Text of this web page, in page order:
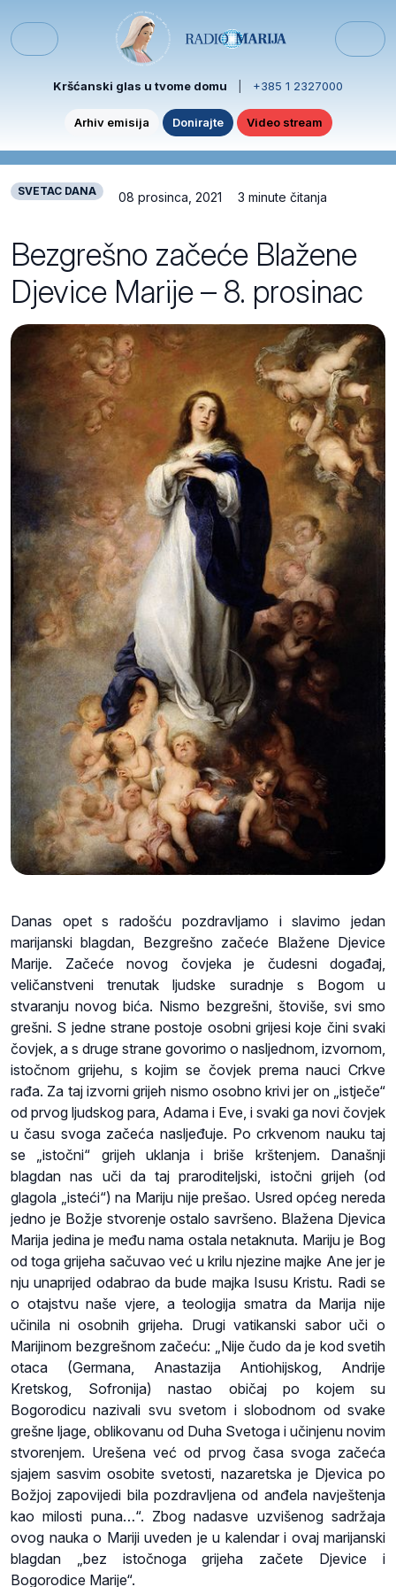
Menu
Kršćanski glas u tvome domu +385 1 2327000
Arhiv emisija Donirajte Video stream
SVETAC DANA 08 prosinca, 2021 3 minute čitanja
Bezgrešno začeće Blažene
Djevice Marije – 8. prosinac
Danas opet s radošću pozdravljamo i slavimo jedan
marijanski blagdan, Bezgrešno začeće Blažene Djevice
Marije. Začeće novog čovjeka je čudesni događaj,
veličanstveni trenutak ljudske suradnje s Bogom u
stvaranju novog bića. Nismo bezgrešni, štoviše, svi smo
grešni. S jedne strane postoje osobni grijesi koje čini svaki
čovjek, a s druge strane govorimo o nasljednom, izvornom,
istočnom grijehu, s kojim se čovjek prema nauci Crkve
rađa. Za taj izvorni grijeh nismo osobno krivi jer on „istječe“
od prvog ljudskog para, Adama i Eve, i svaki ga novi čovjek
u času svoga začeća nasljeđuje. Po crkvenom nauku taj
se „istočni“ grijeh uklanja i briše krštenjem. Današnji
blagdan nas uči da taj praroditeljski, istočni grijeh (od
glagola „isteći“) na Mariju nije prešao. Usred općeg nereda
jedno je Božje stvorenje ostalo savršeno. Blažena Djevica
Marija jedina je među nama ostala netaknuta. Mariju je Bog
od toga grijeha sačuvao već u krilu njezine majke Ane jer je
nju unaprijed odabrao da bude majka Isusu Kristu. Radi se
o otajstvu naše vjere, a teologija smatra da Marija nije
učinila ni osobnih grijeha. Drugi vatikanski sabor uči o
Marijinom bezgrešnom začeću: „Nije čudo da je kod svetih
otaca (Germana, Anastazija Antiohijskog, Andrije
Kretskog, Sofronija) nastao običaj po kojem su
Bogorodicu nazivali svu svetom i slobodnom od svake
grešne ljage, oblikovanu od Duha Svetoga i učinjenu novim
stvorenjem. Urešena već od prvog časa svoga začeća
sjajem sasvim osobite svetosti, nazaretska je Djevica po
Božjoj zapovijedi bila pozdravljena od anđela navještenja
kao milosti puna…“. Zbog nadasve uzvišenog sadržaja
ovog nauka o Mariji uveden je u kalendar i ovaj marijanski
blagdan „bez istočnoga grijeha začete Djevice i
Bogorodice Marije“.